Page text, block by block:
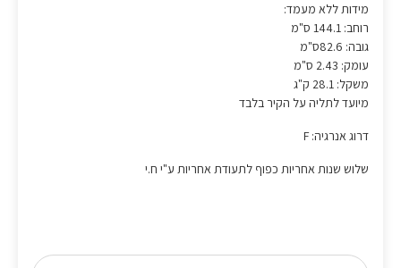
מידות ללא מעמד:
רוחב: 144.1 ס"מ
גובה: 82.6ס"מ
עומק: 2.43 ס"מ
משקל: 28.1 ק"ג
מיועד לתליה על הקיר בלבד
דרוג אנרגיה: F
שלוש שנות אחריות כפוף לתעודת אחריות ע"י ח.י